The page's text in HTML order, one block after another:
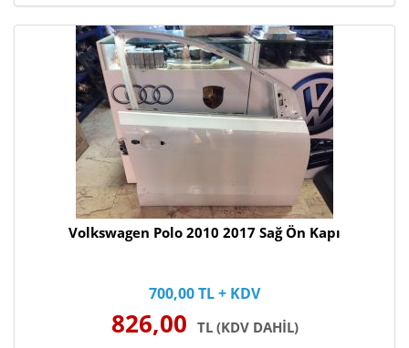
Volkswagen Polo 2010 2017 Sağ Ön Kapı
700,00 TL + KDV
826,00 TL (KDV DAHİL)